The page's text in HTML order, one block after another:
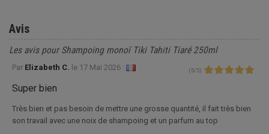
Avis
Les avis pour Shampoing monoï Tiki Tahiti Tiaré 250ml
Par Elizabeth C. le 17 Mai 2026 : ( 5/ 5)
Super bien
Très bien et pas besoin de mettre une grosse quantité, il fait très bien
son travail avec une noix de shampoing et un parfum au top